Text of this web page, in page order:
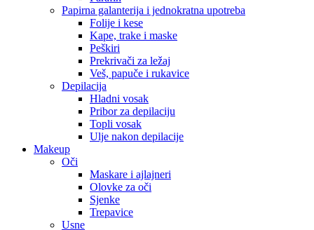
Papirna galanterija i jednokratna upotreba
Folije i kese
Kape, trake i maske
Peškiri
Prekrivači za ležaj
Veš, papuče i rukavice
Depilacija
Hladni vosak
Pribor za depilaciju
Topli vosak
Ulje nakon depilacije
Makeup
Oči
Maskare i ajlajneri
Olovke za oči
Sjenke
Trepavice
Usne